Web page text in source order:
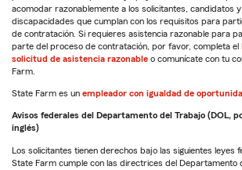
acomodar razonablemente a los solicitantes, candidatos
discapacidades que cumplan con los requisitos para
de contratación. Si requieres asistencia razonable para
parte del proceso de contratación, por favor, completa el
solicitud de asistencia razonable o comunícate con tu
Farm.
State Farm es un empleador con igualdad de
Avisos federales del Departamento del Trabajo (DOL,
inglés)
Los solicitantes tienen derechos bajo las siguientes leyes
State Farm cumple con las directrices del Departamento